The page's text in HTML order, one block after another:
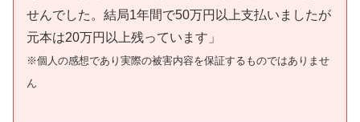
せんでした。結局1年間で50万円以上支払いましたが
元本は20万円以上残っています」
※個人の感想であり実際の被害内容を保証するものではありませ
ん